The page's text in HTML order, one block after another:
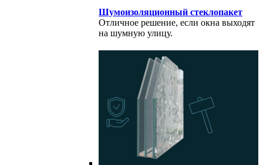
Шумоизоляционный стеклопакет
Отличное решение, если окна выходят
на шумную улицу.